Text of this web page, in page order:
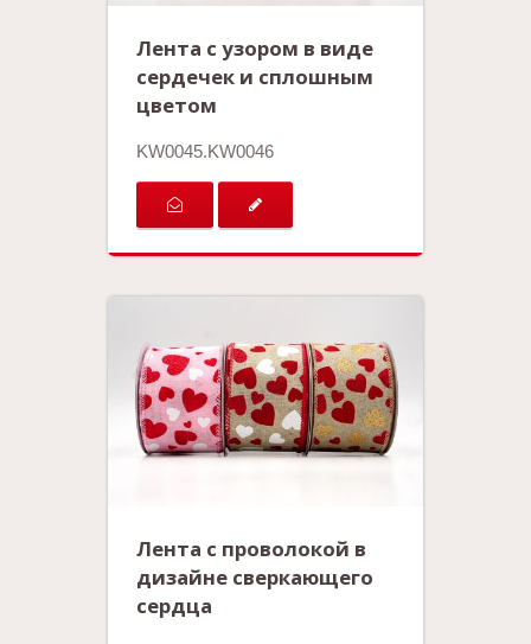
Лента с узором в виде
сердечек и сплошным
цветом
KW0045.KW0046
Лента с проволокой в
дизайне сверкающего
сердца